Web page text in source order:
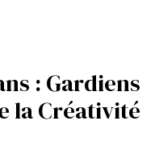
: Gardiens
la Créativité